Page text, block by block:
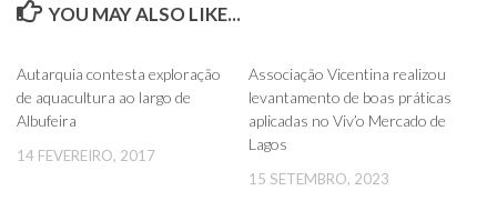
YOU MAY ALSO LIKE...
Autarquia contesta exploração
de aquacultura ao largo de
Albufeira
14 FEVEREIRO, 2017
Associação Vicentina realizou
levantamento de boas práticas
aplicadas no Viv’o Mercado de
Lagos
15 SETEMBRO, 2023